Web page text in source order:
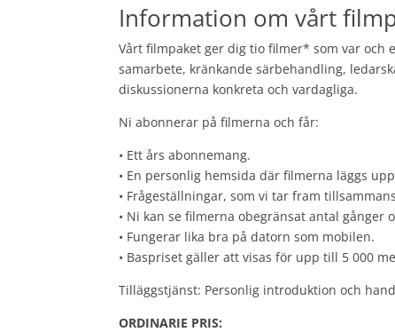
Information om vårt
Vårt filmpaket ger dig tio filmer* som var
samarbete, kränkande särbehandling,
diskussionerna konkreta och vardagliga.
Ni abonnerar på filmerna och får:
• Ett års abonnemang.
• En personlig hemsida där filmerna läggs
• Frågeställningar, som vi tar fram
• Ni kan se filmerna obegränsat antal gånger
• Fungerar lika bra på datorn som mobilen.
• Baspriset gäller att visas för upp till 5 000
Tilläggstjänst: Personlig introduktion och
ORDINARIE PRIS: